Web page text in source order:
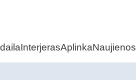
InterjerasAplinkaNaujienos